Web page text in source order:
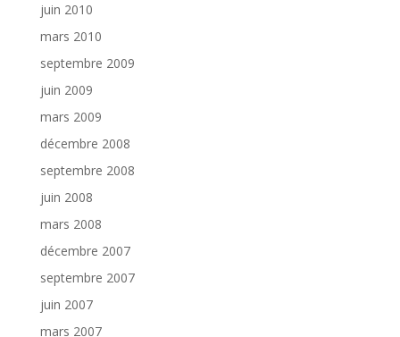
juin 2010
mars 2010
septembre 2009
juin 2009
mars 2009
décembre 2008
septembre 2008
juin 2008
mars 2008
décembre 2007
septembre 2007
juin 2007
mars 2007